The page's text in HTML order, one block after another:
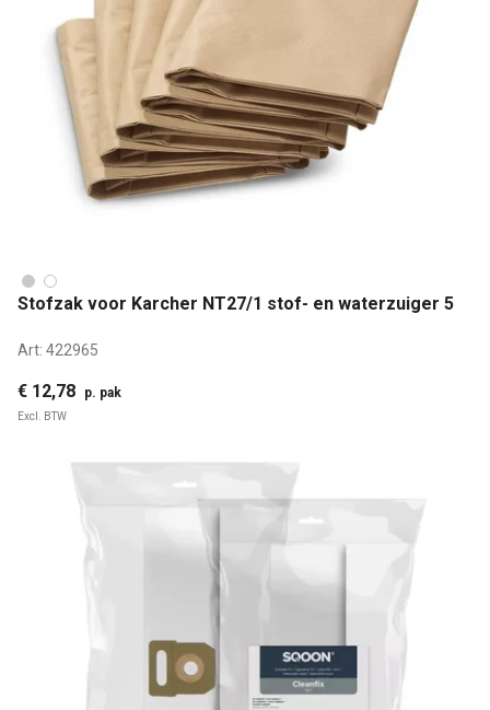
Stofzak voor Karcher NT27/1 stof- en waterzuiger 5
Art: 422965
€ 12,78 p. pak
Excl. BTW